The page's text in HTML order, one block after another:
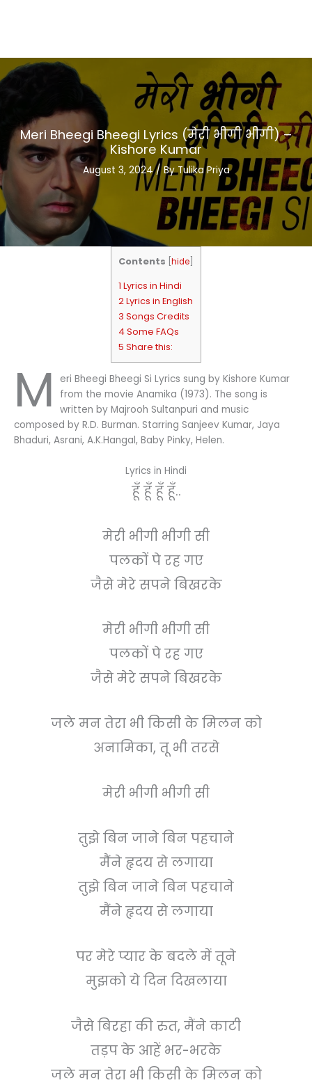
Meri Bheegi Bheegi Lyrics (मेरी भीगी भीगी) –
Kishore Kumar
August 3, 2024/ ByTulika Priya
Contents hide
1 Lyrics in Hindi
2 Lyrics in English
3 Songs Credits
4 Some FAQs
5 Share this:
M
eri Bheegi Bheegi Si Lyrics sung by Kishore Kumar
from the movie Anamika (1973). The song is
written by Majrooh Sultanpuri and music
composed by R.D. Burman. Starring Sanjeev Kumar, Jaya
Bhaduri, Asrani, A.K.Hangal, Baby Pinky, Helen.
Lyrics in Hindi
हूँ हूँ हूँ हूँ..
मेरी भीगी भीगी सी
पलकों पे रह गए
जैसे मेरे सपने बिखरके
मेरी भीगी भीगी सी
पलकों पे रह गए
जैसे मेरे सपने बिखरके
जले मन तेरा भी किसी के मिलन को
अनामिका, तू भी तरसे
मेरी भीगी भीगी सी
तुझे बिन जाने बिन पहचाने
मैंने हृदय से लगाया
तुझे बिन जाने बिन पहचाने
मैंने हृदय से लगाया
पर मेरे प्यार के बदले में तूने
मुझको ये दिन दिखलाया
जैसे बिरहा की रुत, मैंने काटी
तड़प के आहें भर-भरके
जले मन तेरा भी किसी के मिलन को